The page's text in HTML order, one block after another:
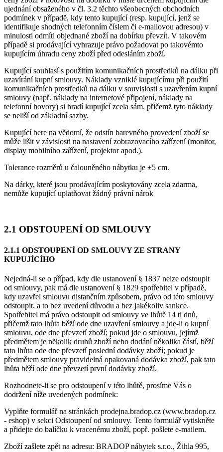
ujednání obsaženého v čl. 3.2 těchto všeobecných obchodních
podmínek v případě, kdy tento kupující (resp. kupující, jenž se
identifikuje shodných telefonním číslem či e-mailovou adresou) v
minulosti odmítl objednané zboží na dobírku převzít. V takovém
případě si prodávající vyhrazuje právo požadovat po takovémto
kupujícím úhradu ceny zboží před odesláním zboží.
Kupující souhlasí s použitím komunikačních prostředků na dálku při
uzavírání kupní smlouvy. Náklady vzniklé kupujícímu při použití
komunikačních prostředků na dálku v souvislosti s uzavřením kupní
smlouvy (např. náklady na internetové připojení, náklady na
telefonní hovory) si hradí kupující zcela sám, přičemž tyto náklady
se neliší od základní sazby.
Kupující bere na vědomí, že odstín barevného provedení zboží se
může lišit v závislosti na nastavení zobrazovacího zařízení (monitor,
display mobilního zařízení, projektor apod.).
Tolerance rozměrů u čalouněného nábytku je ±5 cm.
Na dárky, které jsou prodávajícím poskytovány zcela zdarma,
nemůže kupující uplatňovat žádný právní nárok
2.1 ODSTOUPENÍ OD SMLOUVY
2.1.1 ODSTOUPENÍ OD SMLOUVY ZE STRANY
KUPUJÍCÍHO
Nejedná-li se o případ, kdy dle ustanovení § 1837 nelze odstoupit
od smlouvy, pak má dle ustanovení § 1829 spotřebitel v případě,
kdy uzavřel smlouvu distančním způsobem, právo od této smlouvy
odstoupit, a to bez uvedení důvodu a bez jakékoliv sankce.
Spotřebitel má právo odstoupit od smlouvy ve lhůtě 14 ti dnů,
přičemž tato lhůta běží ode dne uzavření smlouvy a jde-li o kupní
smlouvu, ode dne převzetí zboží; pokud jde o smlouvu, jejímž
předmětem je několik druhů zboží nebo dodání několika částí, běží
tato lhůta ode dne převzetí poslední dodávky zboží; pokud je
předmětem smlouvy pravidelná opakovaná dodávka zboží, pak tato
lhůta běží ode dne převzetí první dodávky zboží.
Rozhodnete-li se pro odstoupení v této lhůtě, prosíme Vás o
dodržení níže uvedených podmínek:
Vyplňte formulář na stránkách prodejna.bradop.cz (www.bradop.cz
- eshop) v sekci Odstoupení od smlouvy. Tento formulář vytiskněte
a přidejte do balíčku k vracenému zboží, popř. pošlete e-mailem.
Zboží zašlete zpět na adresu: BRADOP nábytek s.r.o., Žihla 995,